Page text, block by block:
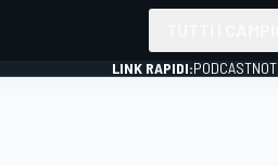
LINK RAPIDI:PODCAST